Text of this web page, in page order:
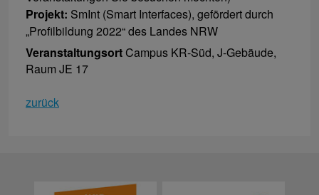
Projekt: SmInt (Smart Interfaces), gefördert durch
„Profilbildung 2022“ des Landes NRW
Veranstaltungsort Campus KR-Süd, J-Gebäude,
Raum JE 17
zurück